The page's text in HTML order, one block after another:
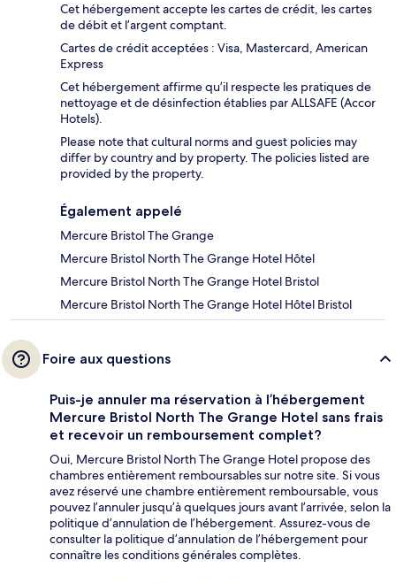
Cet hébergement accepte les cartes de crédit, les cartes
de débit et l’argent comptant.
Cartes de crédit acceptées : Visa, Mastercard, American
Express
Cet hébergement affirme qu’il respecte les pratiques de
nettoyage et de désinfection établies par ALLSAFE (Accor
Hotels).
Please note that cultural norms and guest policies may
differ by country and by property. The policies listed are
provided by the property.
Également appelé
Mercure Bristol The Grange
Mercure Bristol North The Grange Hotel Hôtel
Mercure Bristol North The Grange Hotel Bristol
Mercure Bristol North The Grange Hotel Hôtel Bristol
Foire aux questions
Puis-je annuler ma réservation à l’hébergement
Mercure Bristol North The Grange Hotel sans frais
et recevoir un remboursement complet?
Oui, Mercure Bristol North The Grange Hotel propose des
chambres entièrement remboursables sur notre site. Si vous
avez réservé une chambre entièrement remboursable, vous
pouvez l’annuler jusqu’à quelques jours avant l’arrivée, selon la
politique d’annulation de l’hébergement. Assurez-vous de
consulter la politique d’annulation de l’hébergement pour
connaître les conditions générales complètes.